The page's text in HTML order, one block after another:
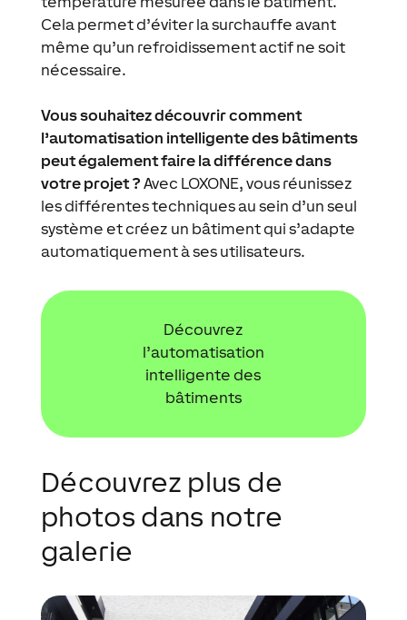
Cela permet d’éviter la surchauffe avant
même qu’un refroidissement actif ne soit
nécessaire.
Vous souhaitez découvrir comment
l’automatisation intelligente des bâtiments
peut également faire la différence dans
votre projet ? Avec LOXONE, vous réunissez
les différentes techniques au sein d’un seul
système et créez un bâtiment qui s’adapte
automatiquement à ses utilisateurs.
Découvrez
l’automatisation
intelligente des
bâtiments
Découvrez plus de
photos dans notre
galerie